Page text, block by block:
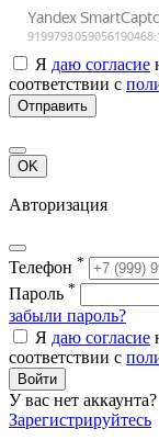
Я даю согласие
соответствии с
Отправить
OK
Авторизация
Телефон *
Пароль *
забыли пароль?
Я даю согласие
соответствии с
Войти
У вас нет аккаунта?
Зарегистрируйтесь